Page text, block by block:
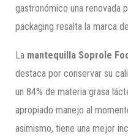
gastronómico una renovada
packaging resalta la marca
La mantequilla Soprole
destaca por conservar su
un 84% de materia grasa
apropiado manejo al
asimismo, tiene una mejor